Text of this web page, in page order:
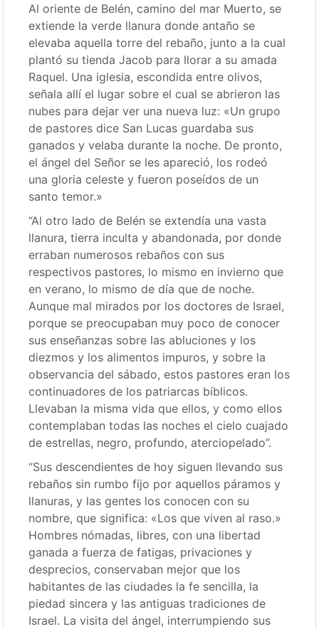
Al oriente de Belén, camino del mar Muerto, se
extiende la verde llanura donde antaño se
elevaba aquella torre del rebaño, junto a la cual
plantó su tienda Jacob para llorar a su amada
Raquel. Una iglesia, escondida entre olivos,
señala allí el lugar sobre el cual se abrieron las
nubes para dejar ver una nueva luz: «Un grupo
de pastores dice San Lucas guardaba sus
ganados y velaba durante la noche. De pronto,
el ángel del Señor se les apareció, los rodeó
una gloria celeste y fueron poseídos de un
santo temor.»
“Al otro lado de Belén se extendía una vasta
llanura, tierra inculta y abandonada, por donde
erraban numerosos rebaños con sus
respectivos pastores, lo mismo en invierno que
en verano, lo mismo de día que de noche.
Aunque mal mirados por los doctores de Israel,
porque se preocupaban muy poco de conocer
sus enseñanzas sobre las abluciones y los
diezmos y los alimentos impuros, y sobre la
observancia del sábado, estos pastores eran los
continuadores de los patriarcas bíblicos.
Llevaban la misma vida que ellos, y como ellos
contemplaban todas las noches el cielo cuajado
de estrellas, negro, profundo, aterciopelado”.
“Sus descendientes de hoy siguen llevando sus
rebaños sin rumbo fijo por aquellos páramos y
llanuras, y las gentes los conocen con su
nombre, que significa: «Los que viven al raso.»
Hombres nómadas, libres, con una libertad
ganada a fuerza de fatigas, privaciones y
desprecios, conservaban mejor que los
habitantes de las ciudades la fe sencilla, la
piedad sincera y las antiguas tradiciones de
Israel. La visita del ángel, interrumpiendo sus